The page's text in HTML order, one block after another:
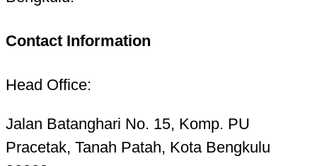
Contact Information
Head Office:
Jalan Batanghari No. 15, Komp. PU
Pracetak, Tanah Patah, Kota Bengkulu